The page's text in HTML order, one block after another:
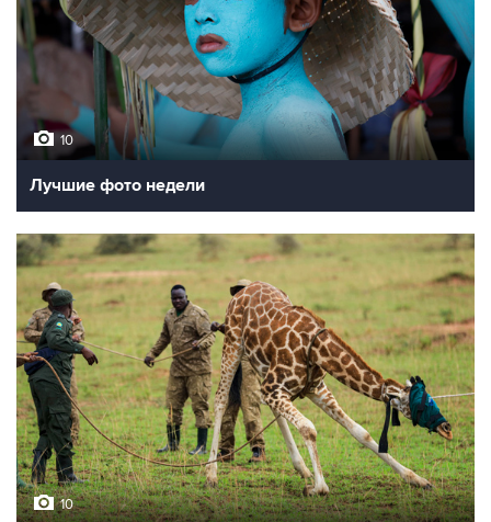
10
Лучшие фото недели
10